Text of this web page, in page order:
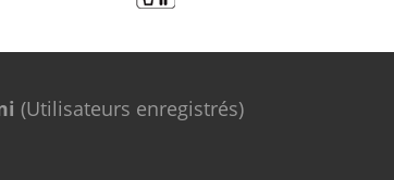
(Utilisateurs enregistrés)